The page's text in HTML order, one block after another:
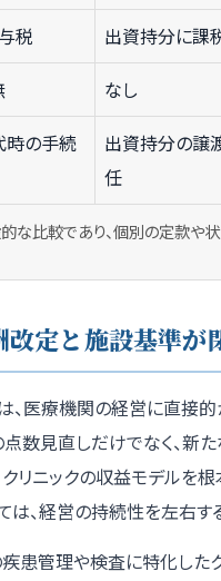
税
出資持分に課
なし
時の手続
出資持分の譲
任
比較であり、個別の定款や状
改定と施設基準が
、医療機関の経営に直接
数見直しだけでなく、新
クリニックの収益モデルを
は、経営の持続性を左右す
疾患管理や検査に特化した